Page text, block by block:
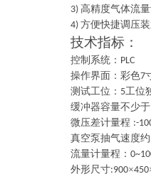
3) 高精度气体流
4) 方便快捷调压
技术指标：
控制系统： PLC
操作界面：彩色7
测试工位： 5工位
缓冲器容量不少于
微压差计量程 :-
真空泵抽气速度约
流量计量程：
外形尺寸:900×450